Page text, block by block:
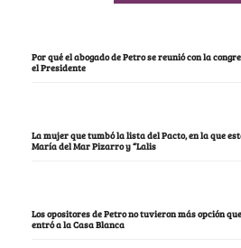
Por qué el abogado de Petro se reunió con la
el Presidente
La mujer que tumbó la lista del Pacto, en la que
María del Mar Pizarro y “Lalis
Los opositores de Petro no tuvieron más opción
entró a la Casa Blanca